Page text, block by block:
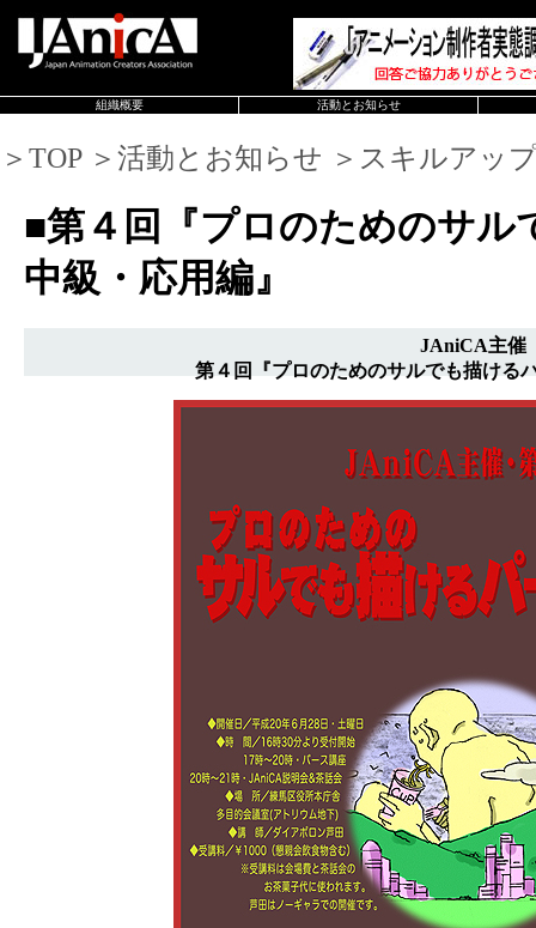
組織概要 活動とお知らせ
＞TOP ＞活動とお知らせ ＞スキルアッ
■第４回『プロのためのサル
中級・応用編』
JAniCA主催
第４回『プロのためのサルでも描ける